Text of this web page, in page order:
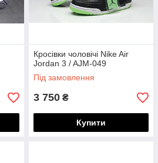
Кросівки чоловічі Nike Air
Jordan 3 / AJM-049
Під замовлення
3 750 ₴
Купити